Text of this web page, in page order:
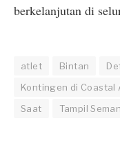
berkelanjutan di
atlet Bintan
Kontingen di Coastal
Saat
Tampil